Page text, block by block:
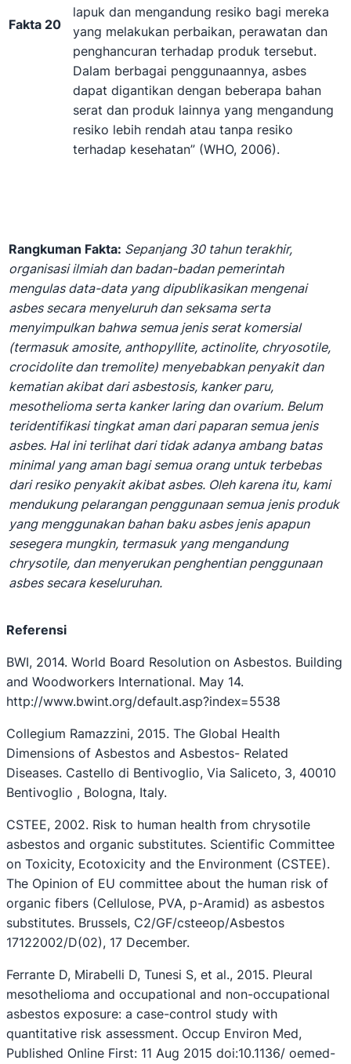
Fakta 20
lapuk dan mengandung resiko bagi mereka
yang melakukan perbaikan, perawatan dan
penghancuran terhadap produk tersebut.
Dalam berbagai penggunaannya, asbes
dapat digantikan dengan beberapa bahan
serat dan produk lainnya yang mengandung
resiko lebih rendah atau tanpa resiko
terhadap kesehatan” (WHO, 2006).
Rangkuman Fakta: Sepanjang 30 tahun terakhir,
organisasi ilmiah dan badan-badan pemerintah
mengulas data-data yang dipublikasikan mengenai
asbes secara menyeluruh dan seksama serta
menyimpulkan bahwa semua jenis serat komersial
(termasuk amosite, anthopyllite, actinolite, chryosotile,
crocidolite dan tremolite) menyebabkan penyakit dan
kematian akibat dari asbestosis, kanker paru,
mesothelioma serta kanker laring dan ovarium. Belum
teridentifikasi tingkat aman dari paparan semua jenis
asbes. Hal ini terlihat dari tidak adanya ambang batas
minimal yang aman bagi semua orang untuk terbebas
dari resiko penyakit akibat asbes. Oleh karena itu, kami
mendukung pelarangan penggunaan semua jenis produk
yang menggunakan bahan baku asbes jenis apapun
sesegera mungkin, termasuk yang mengandung
chrysotile, dan menyerukan penghentian penggunaan
asbes secara keseluruhan.
Referensi
BWI, 2014. World Board Resolution on Asbestos. Building
and Woodworkers International. May 14.
http://www.bwint.org/default.asp?index=5538
Collegium Ramazzini, 2015. The Global Health
Dimensions of Asbestos and Asbestos- Related
Diseases. Castello di Bentivoglio, Via Saliceto, 3, 40010
Bentivoglio , Bologna, Italy.
CSTEE, 2002. Risk to human health from chrysotile
asbestos and organic substitutes. Scientific Committee
on Toxicity, Ecotoxicity and the Environment (CSTEE).
The Opinion of EU committee about the human risk of
organic fibers (Cellulose, PVA, p-Aramid) as asbestos
substitutes. Brussels, C2/GF/csteeop/Asbestos
17122002/D(02), 17 December.
Ferrante D, Mirabelli D, Tunesi S, et al., 2015. Pleural
mesothelioma and occupational and non-occupational
asbestos exposure: a case-control study with
quantitative risk assessment. Occup Environ Med,
Published Online First: 11 Aug 2015 doi:10.1136/ oemed-